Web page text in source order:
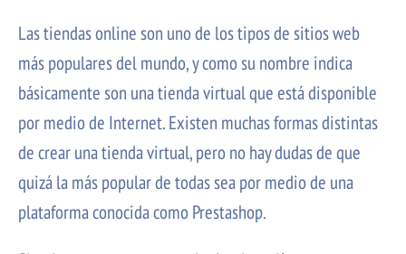
Las tiendas online son uno de los tipos de sitios web
más populares del mundo, y como su nombre indica
básicamente son una tienda virtual que está disponible
por medio de Internet. Existen muchas formas distintas
de crear una tienda virtual, pero no hay dudas de que
quizá la más popular de todas sea por medio de una
plataforma conocida como Prestashop.